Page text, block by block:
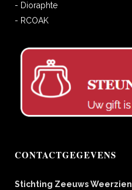
- Dioraphte
- RCOAK
CONTACTGEGEVENS
Stichting Zeeuws Weerzien